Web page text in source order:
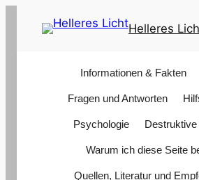
Helleres
Informationen & Fakten
Fragen und Antworten
Psychologie
Warum ich diese Seite
Quellen, Literatur und